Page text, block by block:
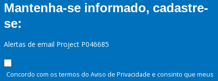
Mantenha-se informado, cadastre-
se:
Alertas de email Project P046685
Concordo com os termos do Aviso de Privacidade e consinto que meus